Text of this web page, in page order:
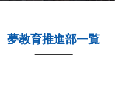
夢教育推進部一覧